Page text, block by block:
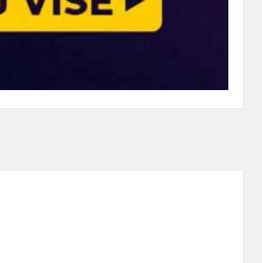
i na sajtu